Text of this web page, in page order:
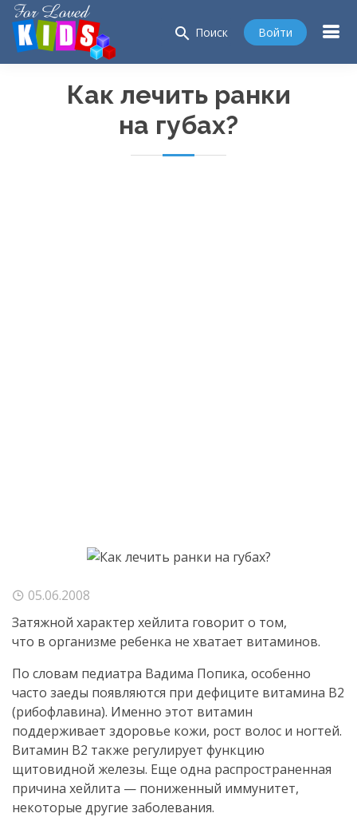
search Поиск Войти
Как лечить ранки
на губах?
05.06.2008
Затяжной характер хейлита говорит о том,
что в организме ребенка не хватает витаминов.
По словам педиатра Вадима Попика, особенно
часто заеды появляются при дефиците витамина В2
(рибофлавина). Именно этот витамин
поддерживает здоровье кожи, рост волос и ногтей.
Витамин В2 также регулирует функцию
щитовидной железы. Еще одна распространенная
причина хейлита — пониженный иммунитет,
некоторые другие заболевания.